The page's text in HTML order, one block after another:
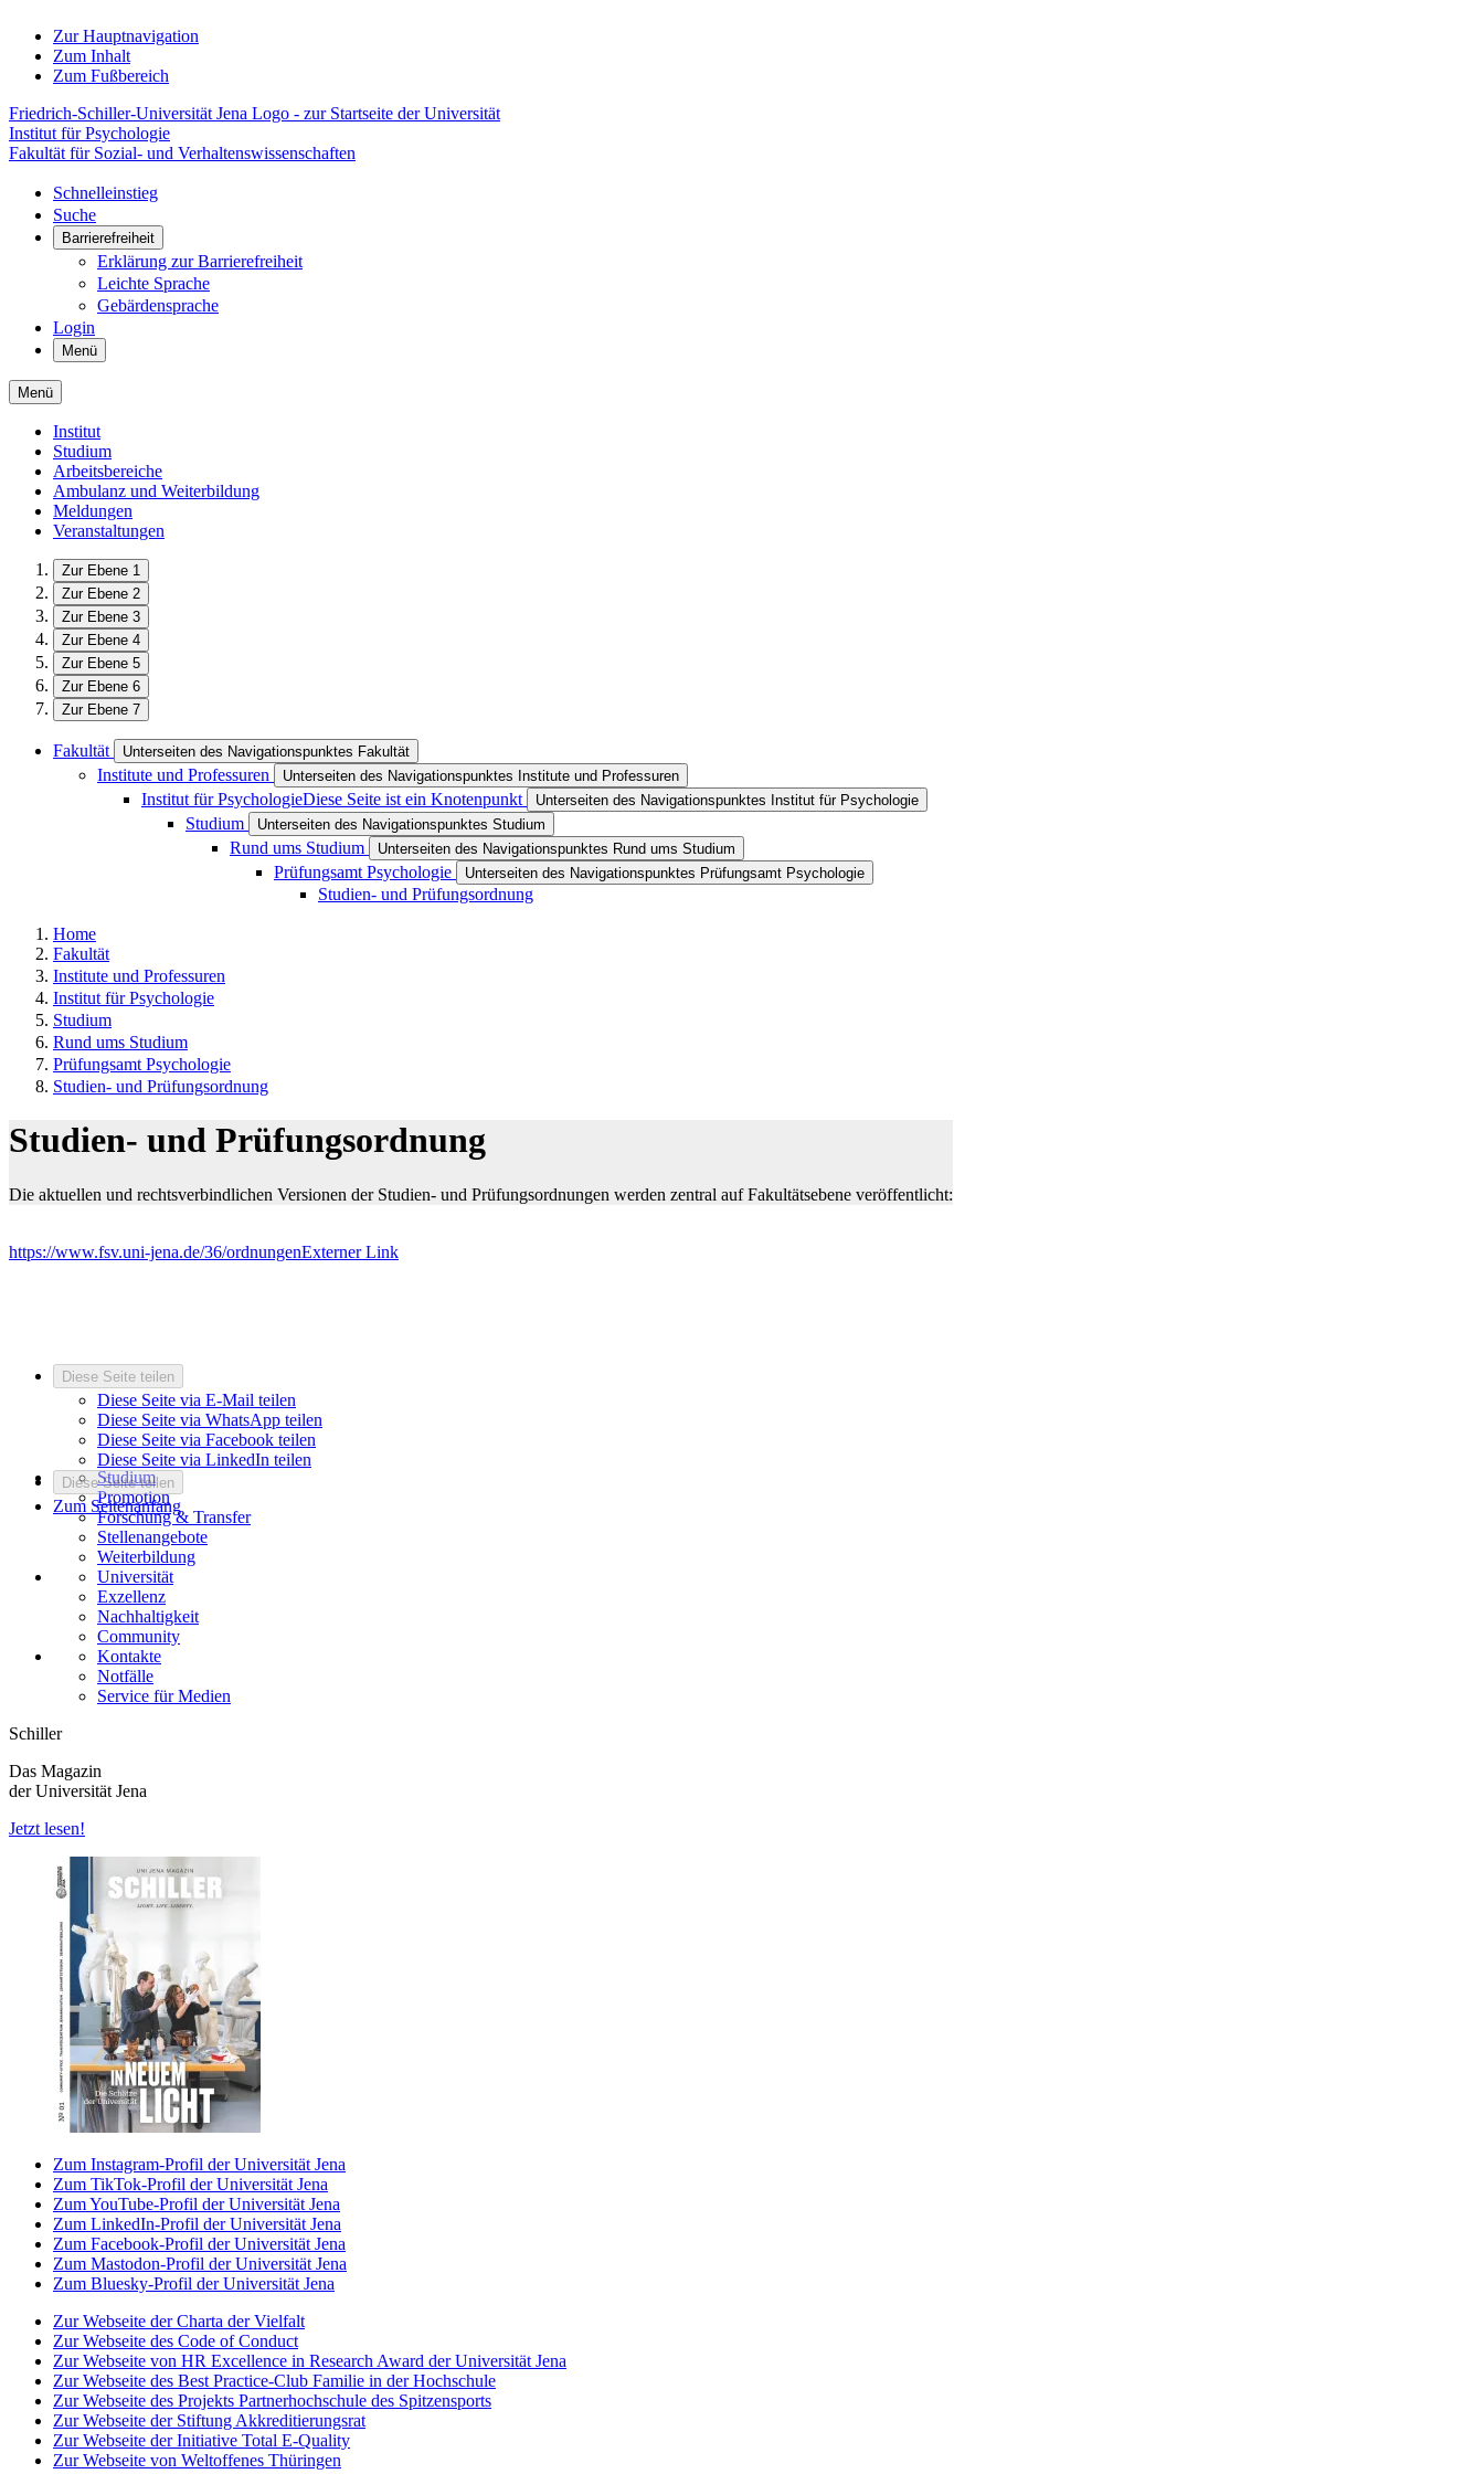
Zur Hauptnavigation
Zum Inhalt
Zum Fußbereich
Friedrich-Schiller-Universität Jena Logo - zur Startseite der Universität
Institut für Psychologie
Fakultät für Sozial- und Verhaltenswissenschaften
Schnelleinstieg
Suche
Barrierefreiheit
Erklärung zur Barrierefreiheit
Leichte Sprache
Gebärdensprache
Login
Menü
Menü
Institut
Studium
Arbeitsbereiche
Ambulanz und Weiterbildung
Meldungen
Veranstaltungen
Zur Ebene 1
Zur Ebene 2
Zur Ebene 3
Zur Ebene 4
Zur Ebene 5
Zur Ebene 6
Zur Ebene 7
Fakultät Unterseiten des Navigationspunktes Fakultät
Institute und Professuren Unterseiten des Navigationspunktes Institute und Professuren
Institut für PsychologieDiese Seite ist ein Knotenpunkt Unterseiten des Navigationspunktes Institut für Psychologie
Studium Unterseiten des Navigationspunktes Studium
Rund ums Studium Unterseiten des Navigationspunktes Rund ums Studium
Prüfungsamt Psychologie Unterseiten des Navigationspunktes Prüfungsamt Psychologie
Studien- und Prüfungsordnung
Home
Fakultät
Institute und Professuren
Institut für Psychologie
Studium
Rund ums Studium
Prüfungsamt Psychologie
Studien- und Prüfungsordnung
Studien- und Prüfungsordnung
Die aktuellen und rechtsverbindlichen Versionen der Studien- und Prüfungsordnungen werden zentral auf Fakultätsebene veröffentlicht:
https://www.fsv.uni-jena.de/36/ordnungenExterner Link
Diese Seite teilen
Diese Seite via E-Mail teilen
Diese Seite via WhatsApp teilen
Diese Seite via Facebook teilen
Diese Seite via LinkedIn teilen
Diese Seite teilen
Zum Seitenanfang
Studium
Promotion
Forschung & Transfer
Stellenangebote
Weiterbildung
Universität
Exzellenz
Nachhaltigkeit
Community
Kontakte
Notfälle
Service für Medien
Schiller
Das Magazin
der Universität Jena
Jetzt lesen!
Zum Instagram-Profil der Universität Jena
Zum TikTok-Profil der Universität Jena
Zum YouTube-Profil der Universität Jena
Zum LinkedIn-Profil der Universität Jena
Zum Facebook-Profil der Universität Jena
Zum Mastodon-Profil der Universität Jena
Zum Bluesky-Profil der Universität Jena
Zur Webseite der Charta der Vielfalt
Zur Webseite des Code of Conduct
Zur Webseite von HR Excellence in Research Award der Universität Jena
Zur Webseite des Best Practice-Club Familie in der Hochschule
Zur Webseite des Projekts Partnerhochschule des Spitzensports
Zur Webseite der Stiftung Akkreditierungsrat
Zur Webseite der Initiative Total E-Quality
Zur Webseite von Weltoffenes Thüringen